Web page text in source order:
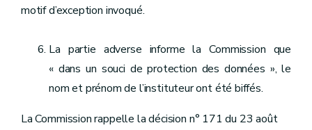
motif d’exception invoqué.
La partie adverse informe la Commission que
« dans un souci de protection des données », le
nom et prénom de l’instituteur ont été biffés.
La Commission rappelle la décision n° 171 du 23 août